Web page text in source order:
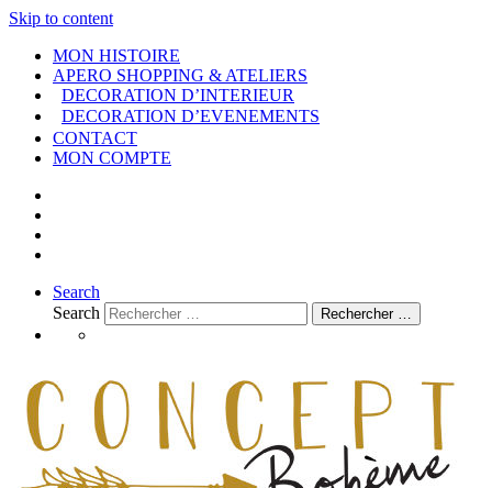
Skip to content
MON HISTOIRE
APERO SHOPPING & ATELIERS
DECORATION D’INTERIEUR
DECORATION D’EVENEMENTS
CONTACT
MON COMPTE
Search
Search
Rechercher …